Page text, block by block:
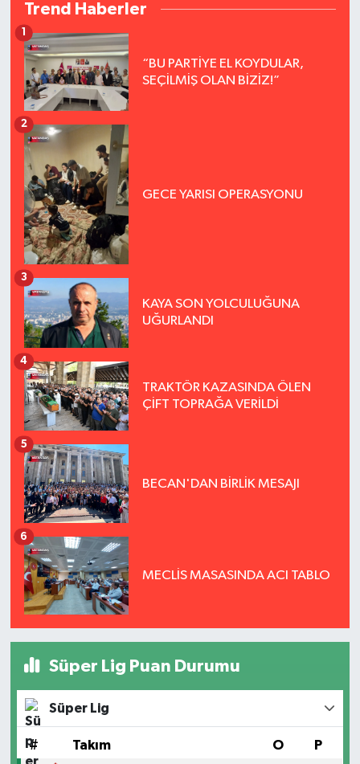
Trend Haberler
“BU PARTİYE EL KOYDULAR,
SEÇİLMİŞ OLAN BİZİZ!”
1
GECE YARISI OPERASYONU
2
KAYA SON YOLCULUĞUNA
UĞURLANDI
3
TRAKTÖR KAZASINDA ÖLEN
ÇİFT TOPRAĞA VERİLDİ
4
BECAN'DAN BİRLİK MESAJI
5
MECLİS MASASINDA ACI TABLO
6
Süper Lig Puan Durumu
Süper Lig
# Takım O P